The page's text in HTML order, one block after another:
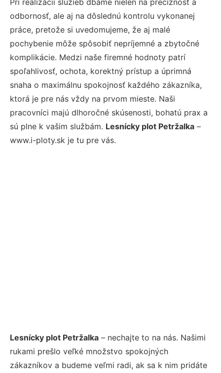
Pri realizácií služieb dbáme nielen na precíznosť a
odbornosť, ale aj na dôslednú kontrolu vykonanej
práce, pretože si uvedomujeme, že aj malé
pochybenie môže spôsobiť nepríjemné a zbytočné
komplikácie. Medzi naše firemné hodnoty patrí
spoľahlivosť, ochota, korektný prístup a úprimná
snaha o maximálnu spokojnosť každého zákazníka,
ktorá je pre nás vždy na prvom mieste. Naši
pracovníci majú dlhoročné skúsenosti, bohatú prax a
sú plne k vašim službám. Lesnícky plot Petržalka –
www.i-ploty.sk je tu pre vás.
Lesnícky plot Petržalka – nechajte to na nás. Našimi
rukami prešlo veľké množstvo spokojných
zákazníkov a budeme veľmi radi, ak sa k nim pridáte